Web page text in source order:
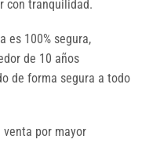
con tranquilidad.
es 100% segura,
de 10 años
de forma segura a todo
por mayor